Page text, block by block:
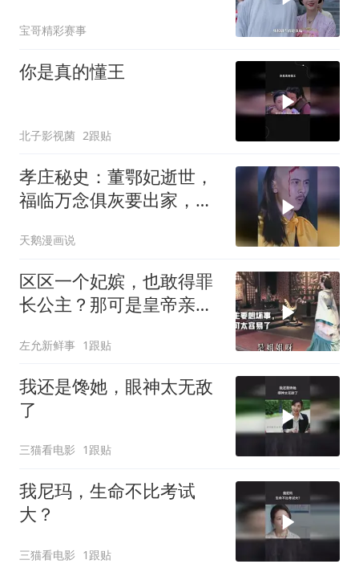
宝哥精彩赛事
你是真的懂王
北子影视菌 2跟贴
孝庄秘史：董鄂妃逝世，
福临万念俱灰要出家，孝
天鹅漫画说
区区一个妃嫔，也敢得罪
长公主？那可是皇帝亲
左允新鲜事 1跟贴
我还是馋她，眼神太无敌
了
三猫看电影 1跟贴
我尼玛，生命不比考试
大？
三猫看电影 1跟贴